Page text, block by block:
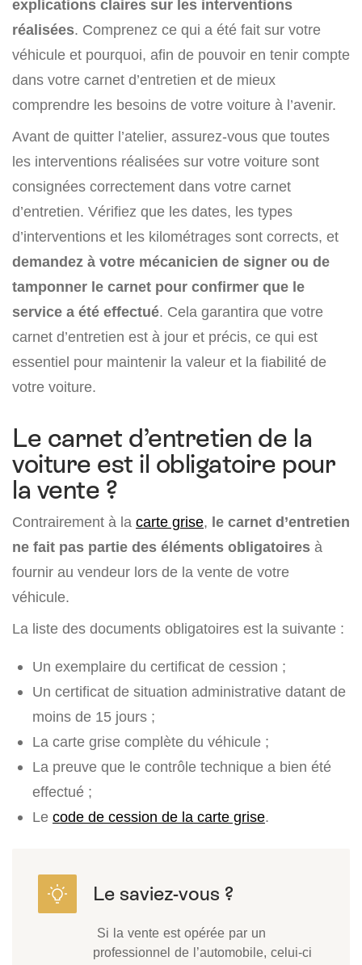
explications claires sur les interventions
réalisées. Comprenez ce qui a été fait sur votre
véhicule et pourquoi, afin de pouvoir en tenir compte
dans votre carnet d’entretien et de mieux
comprendre les besoins de votre voiture à l’avenir.
Avant de quitter l’atelier, assurez-vous que toutes
les interventions réalisées sur votre voiture sont
consignées correctement dans votre carnet
d’entretien. Vérifiez que les dates, les types
d’interventions et les kilométrages sont corrects, et
demandez à votre mécanicien de signer ou de
tamponner le carnet pour confirmer que le
service a été effectué. Cela garantira que votre
carnet d’entretien est à jour et précis, ce qui est
essentiel pour maintenir la valeur et la fiabilité de
votre voiture.
Le carnet d’entretien de la
voiture est il obligatoire pour
la vente ?
Contrairement à la carte grise, le carnet d’entretien
ne fait pas partie des éléments obligatoires à
fournir au vendeur lors de la vente de votre
véhicule.
La liste des documents obligatoires est la suivante :
Un exemplaire du certificat de cession ;
Un certificat de situation administrative datant de
moins de 15 jours ;
La carte grise complète du véhicule ;
La preuve que le contrôle technique a bien été
effectué ;
Le code de cession de la carte grise.
Si la vente est opérée par un
professionnel de l’automobile, celui-ci